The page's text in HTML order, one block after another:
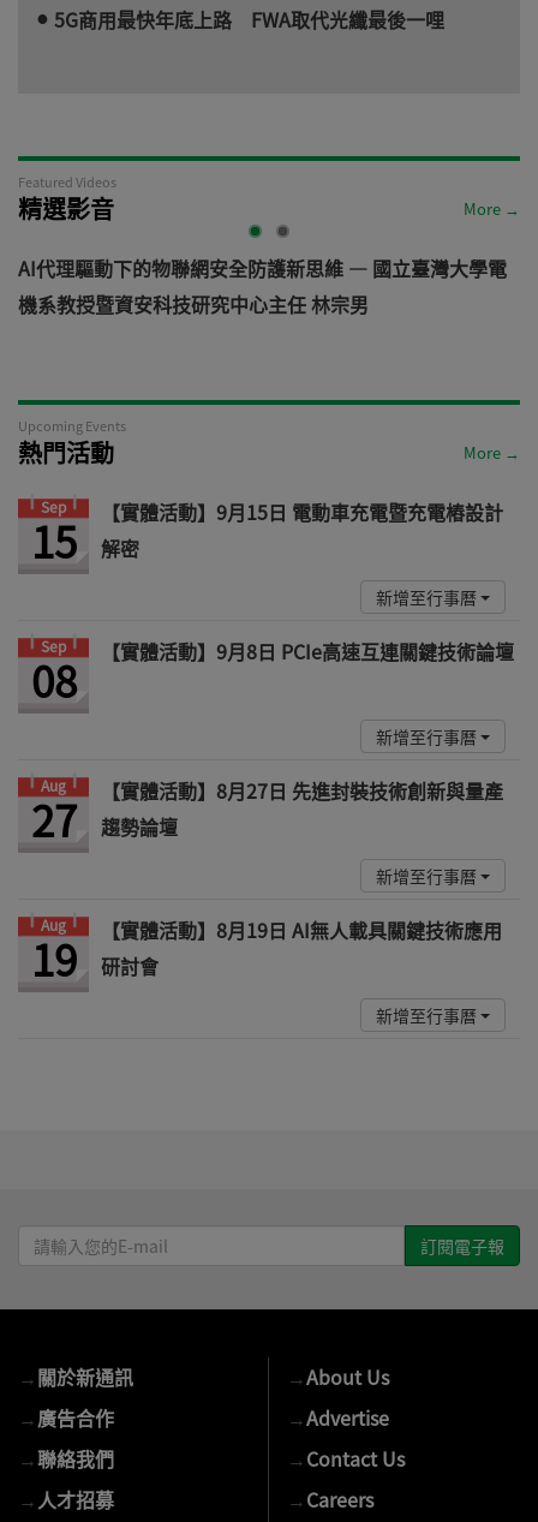
5G商用最快年底上路 FWA取代光纖最後一哩
Featured Videos
精選影音 More →
從汽車資安軌跡看見機器人未來: 機器人資安風險與防禦之
道 — VicOne
Upcoming Events
熱門活動 More →
Sep
15
【實體活動】9月15日 電動車充電暨充電樁設計
解密
新增至行事曆
Sep
08 【實體活動】9月8日 PCIe高速互連關鍵技術論壇
新增至行事曆
Aug
27
【實體活動】8月27日 先進封裝技術創新與量產
趨勢論壇
新增至行事曆
Aug
19
【實體活動】8月19日 AI無人載具關鍵技術應用
研討會
新增至行事曆
請
輸
E-
mail
→關於新通訊
→廣告合作
→聯絡我們
→ 人才招募
→About Us
→Advertise
→Contact Us
→Careers